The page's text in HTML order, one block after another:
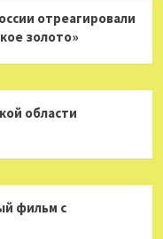
отреагировали
золото»
области
фильм с